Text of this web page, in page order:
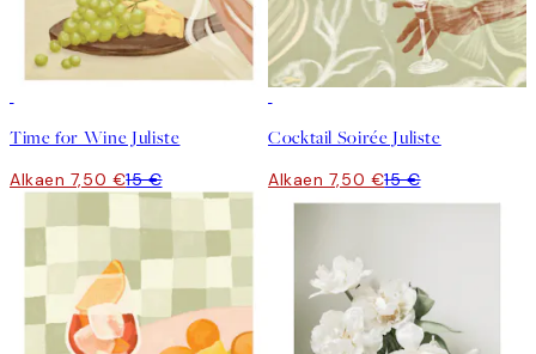
Time for Wine Juliste
Alkaen 7,50 €15 €
Cocktail Soirée Juliste
Alkaen 7,50 €15 €